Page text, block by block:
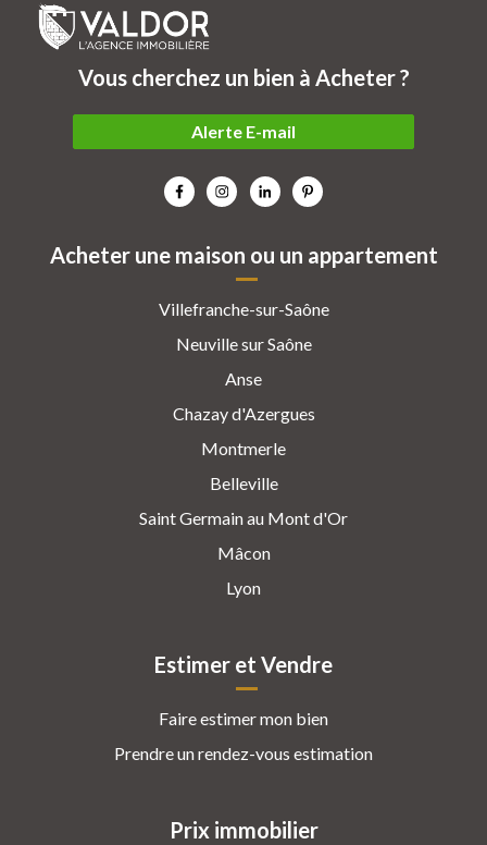
Acheter une maison ou un appartement
Villefranche-sur-Saône
Neuville sur Saône
Anse
Chazay d'Azergues
Montmerle
Belleville
Saint Germain au Mont d'Or
Mâcon
Lyon
Estimer et Vendre
Faire estimer mon bien
Prendre un rendez-vous estimation
Prix immobilier
Vous cherchez un bien à Acheter ?
Alerte E-mail